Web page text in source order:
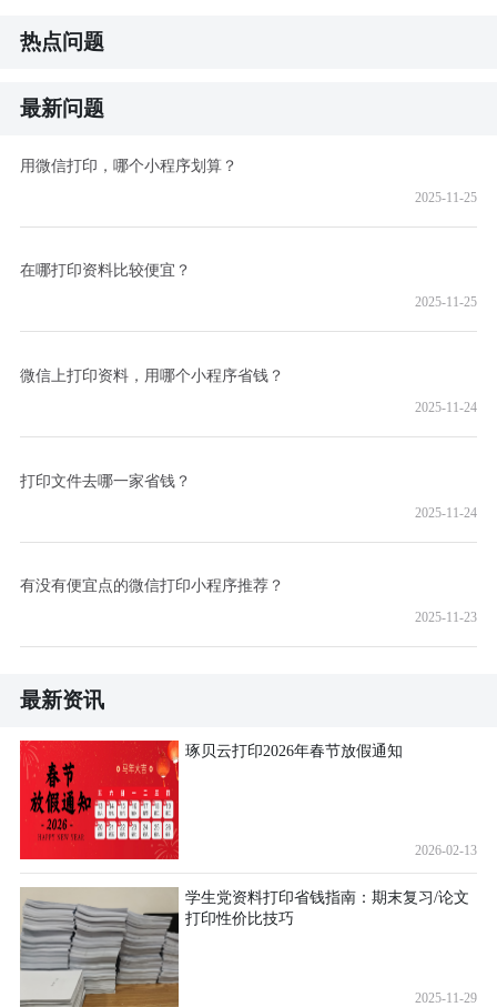
热点问题
最新问题
用微信打印，哪个小程序划算？
2025-11-25
在哪打印资料比较便宜？
2025-11-25
微信上打印资料，用哪个小程序省钱？
2025-11-24
打印文件去哪一家省钱？
2025-11-24
有没有便宜点的微信打印小程序推荐？
2025-11-23
最新资讯
琢贝云打印2026年春节放假通知
2026-02-13
学生党资料打印省钱指南：期末复习/论文
打印性价比技巧
2025-11-29